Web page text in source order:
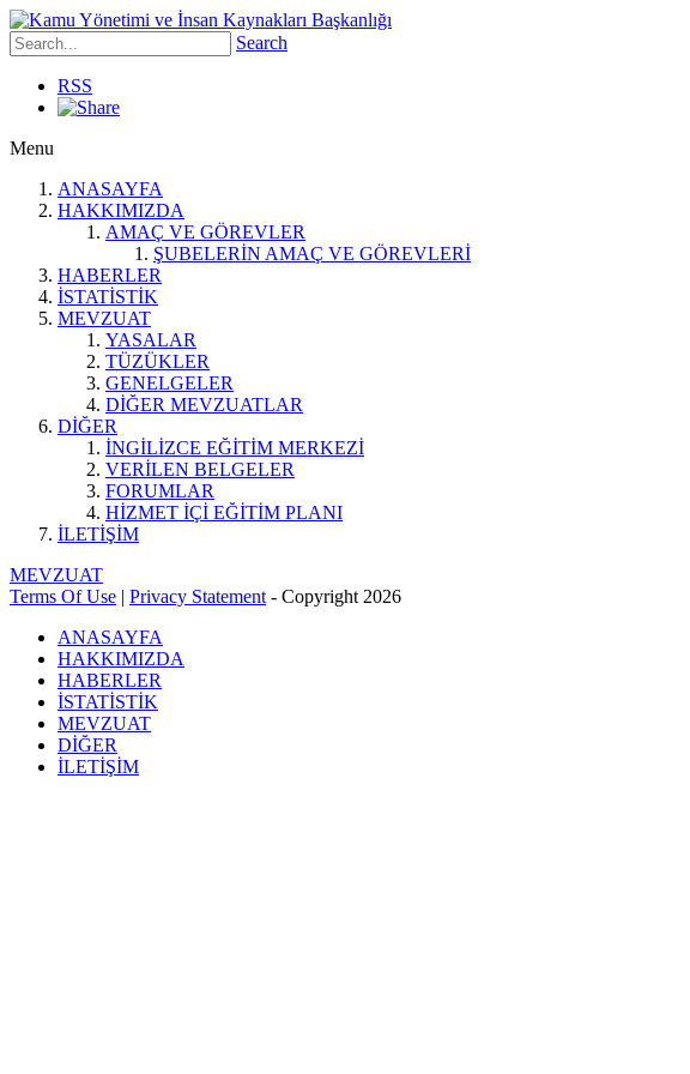
Search
RSS
Menu
ANASAYFA
HAKKIMIZDA
AMAÇ VE GÖREVLER
ŞUBELERİN AMAÇ VE GÖREVLERİ
HABERLER
İSTATİSTİK
MEVZUAT
YASALAR
TÜZÜKLER
GENELGELER
DİĞER MEVZUATLAR
DİĞER
İNGİLİZCE EĞİTİM MERKEZİ
VERİLEN BELGELER
FORUMLAR
HİZMET İÇİ EĞİTİM PLANI
İLETİŞİM
MEVZUAT
Terms Of Use | Privacy Statement - Copyright 2026
ANASAYFA
HAKKIMIZDA
HABERLER
İSTATİSTİK
MEVZUAT
DİĞER
İLETİŞİM